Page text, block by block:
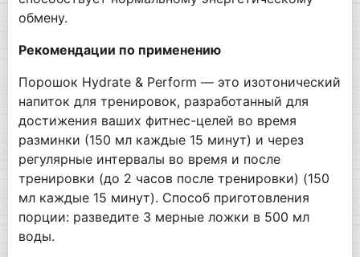
обмену.
Рекомендации по применению
Порошок Hydrate & Perform — это изотонический
напиток для тренировок, разработанный для
достижения ваших фитнес-целей во время
разминки (150 мл каждые 15 минут) и через
регулярные интервалы во время и после
тренировки (до 2 часов после тренировки) (150
мл каждые 15 минут). Способ приготовления
порции: разведите 3 мерные ложки в 500 мл
воды.